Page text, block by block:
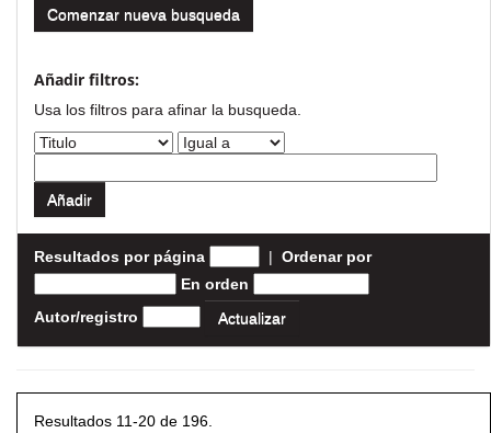
Comenzar nueva busqueda
Añadir filtros:
Usa los filtros para afinar la busqueda.
Resultados por página | Ordenar por
En orden
Autor/registro
Resultados 11-20 de 196.